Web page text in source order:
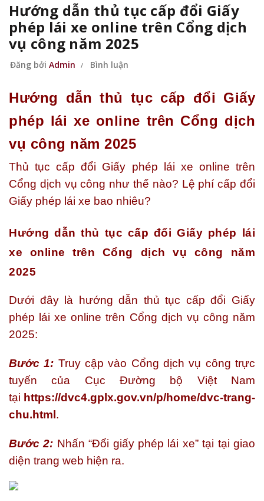
Hướng dẫn thủ tục cấp đổi Giấy
phép lái xe online trên Cổng dịch
vụ công năm 2025
Đăng bởi Admin Bình luận
Hướng dẫn thủ tục cấp đổi Giấy
phép lái xe online trên Cổng dịch
vụ công năm 2025
Thủ tục cấp đổi Giấy phép lái xe online trên
Cổng dịch vụ công như thế nào? Lệ phí cấp đổi
Giấy phép lái xe bao nhiêu?
Hướng dẫn thủ tục cấp đổi Giấy phép lái
xe online trên Cổng dịch vụ công năm
2025
Dưới đây là hướng dẫn thủ tục cấp đổi Giấy
phép lái xe online trên Cổng dịch vụ công năm
2025:
Bước 1: Truy cập vào Cổng dịch vụ công trực
tuyến của Cục Đường bộ Việt Nam
tại https://dvc4.gplx.gov.vn/p/home/dvc-trang-
chu.html .
Bước 2: Nhấn “Đổi giấy phép lái xe” tại tại giao
diện trang web hiện ra.